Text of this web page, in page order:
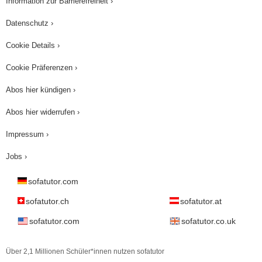
Datenschutz ›
Cookie Details ›
Cookie Präferenzen ›
Abos hier kündigen ›
Abos hier widerrufen ›
Impressum ›
Jobs ›
sofatutor.com
sofatutor.ch sofatutor.at
sofatutor.com sofatutor.co.uk
Über 2,1 Millionen Schüler*innen nutzen sofatutor